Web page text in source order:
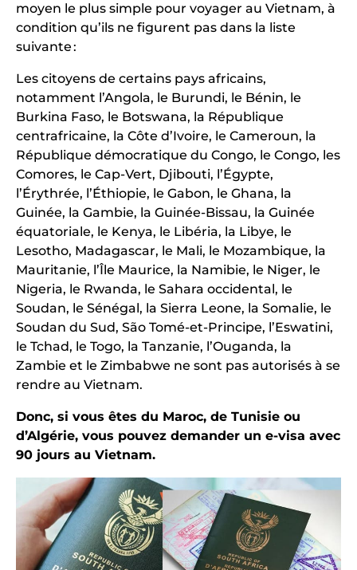
moyen le plus simple pour voyager au Vietnam, à
condition qu’ils ne figurent pas dans la liste
suivante :
Les citoyens de certains pays africains,
notamment l’Angola, le Burundi, le Bénin, le
Burkina Faso, le Botswana, la République
centrafricaine, la Côte d’Ivoire, le Cameroun, la
République démocratique du Congo, le Congo, les
Comores, le Cap-Vert, Djibouti, l’Égypte,
l’Érythrée, l’Éthiopie, le Gabon, le Ghana, la
Guinée, la Gambie, la Guinée-Bissau, la Guinée
équatoriale, le Kenya, le Libéria, la Libye, le
Lesotho, Madagascar, le Mali, le Mozambique, la
Mauritanie, l’Île Maurice, la Namibie, le Niger, le
Nigeria, le Rwanda, le Sahara occidental, le
Soudan, le Sénégal, la Sierra Leone, la Somalie, le
Soudan du Sud, São Tomé-et-Principe, l’Eswatini,
le Tchad, le Togo, la Tanzanie, l’Ouganda, la
Zambie et le Zimbabwe ne sont pas autorisés à se
rendre au Vietnam.
Donc, si vous êtes du Maroc, de Tunisie ou
d’Algérie, vous pouvez demander un e-visa avec
90 jours au Vietnam.